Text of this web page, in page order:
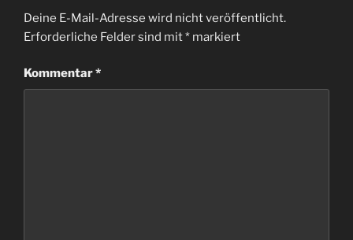
Deine E-Mail-Adresse wird nicht veröffentlicht.
Erforderliche Felder sind mit* markiert
Kommentar*